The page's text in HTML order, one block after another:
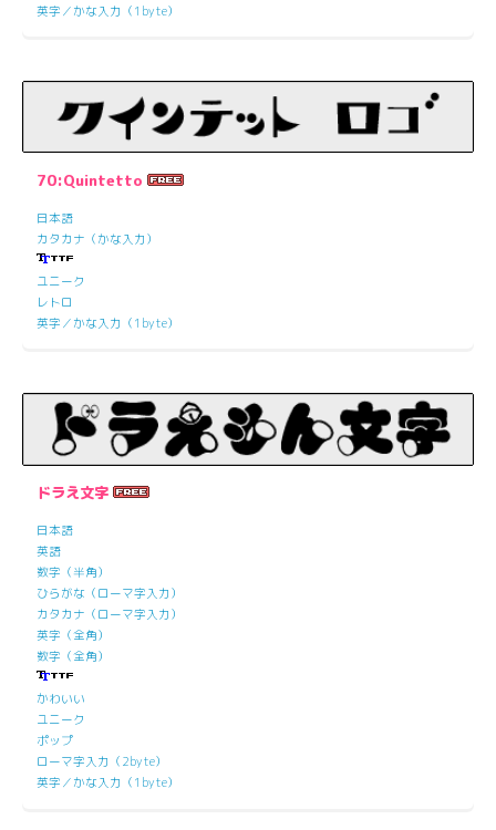
英字／かな入力（1byte）
70:Quintetto
日本語
カタカナ（かな入力）
ユニーク
レトロ
英字／かな入力（1byte）
ドラえ文字
日本語
英語
数字（半角）
ひらがな（ローマ字入力）
カタカナ（ローマ字入力）
英字（全角）
数字（全角）
かわいい
ユニーク
ポップ
ローマ字入力（2byte）
英字／かな入力（1byte）